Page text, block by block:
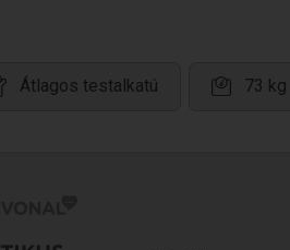
Átlagos testalkatú 73 kg